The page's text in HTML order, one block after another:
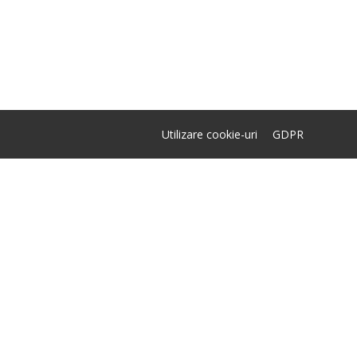
Utilizare cookie-uri GDPR